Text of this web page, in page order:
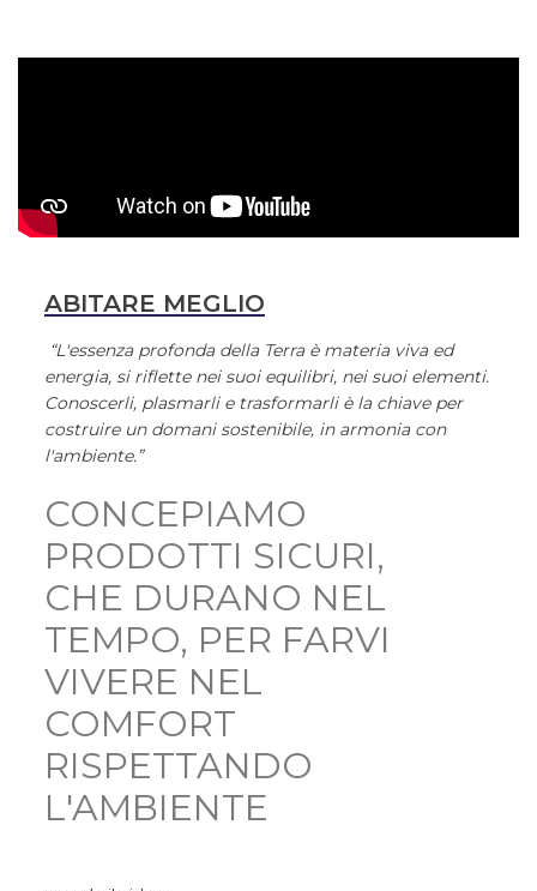
ABITARE MEGLIO
“L'essenza profonda della Terra è materia viva ed
energia, si riflette nei suoi equilibri, nei suoi elementi.
Conoscerli, plasmarli e trasformarli è la chiave per
costruire un domani sostenibile, in armonia con
l'ambiente.”
CONCEPIAMO
PRODOTTI SICURI,
CHE DURANO NEL
TEMPO, PER FARVI
VIVERE NEL
COMFORT
RISPETTANDO
L'AMBIENTE